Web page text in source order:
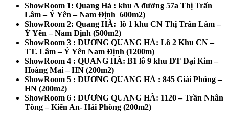
ShowRoom 1: Quang Hà : khu A đường 57a Thị Trấn
Lâm – Ý Yên – Nam Định 600m2)
ShowRoom 2: Quang HÀ: lô 1 khu CN Thị Trấn Lâm –
Ý Yên – Nam Định (500m2)
ShowRoom 3 : DƯƠNG QUANG HÀ: Lô 2 Khu CN –
TT. Lâm – Ý Yên Nam Định (1200m)
ShowRoom 4 : QUANG HÀ: B1 lô 9 khu ĐT Đại Kim –
Hoàng Mai – HN (200m2)
ShowRoom 5 : DƯƠNG QUANG HÀ : 845 Giải Phóng –
HN (200m2)
ShowRoom 6 : DƯƠNG QUANG HÀ: 1120 – Trần Nhân
Tông – Kiến An- Hải Phòng (200m2)